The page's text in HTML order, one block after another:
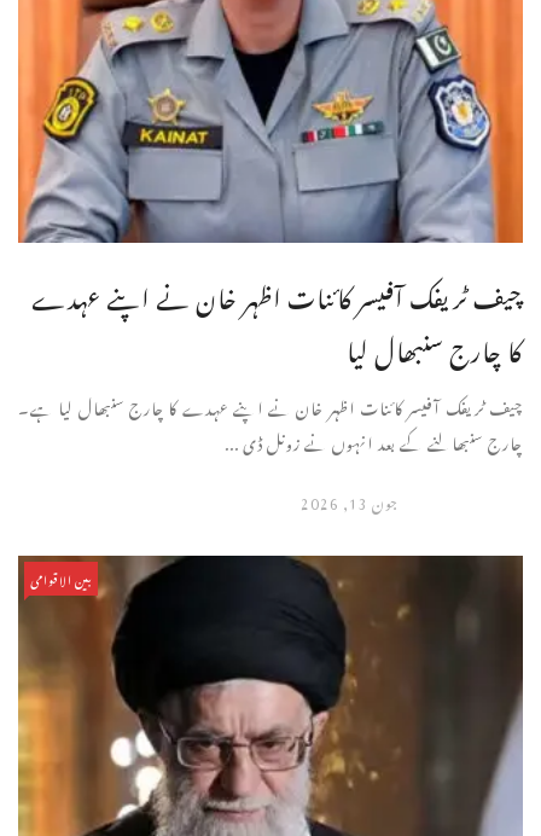
چیف ٹریفک آفیسر کائنات اظہر خان نے اپنے عہدے
کا چارج سنبھال لیا
چیف ٹریفک آفیسر کائنات اظہر خان نے اپنے عہدے کا چارج سنبھال لیا ہے۔
چارج سنبھالنے کے بعد انہوں نے زونل ڈی ...
جون 13, 2026
بین الاقوامی